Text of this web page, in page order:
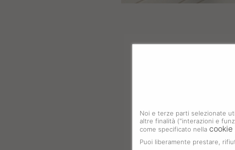
Noi e terze parti selezionate
altre finalità (“interazioni e
come specificato nella
Puoi liberamente prestare,